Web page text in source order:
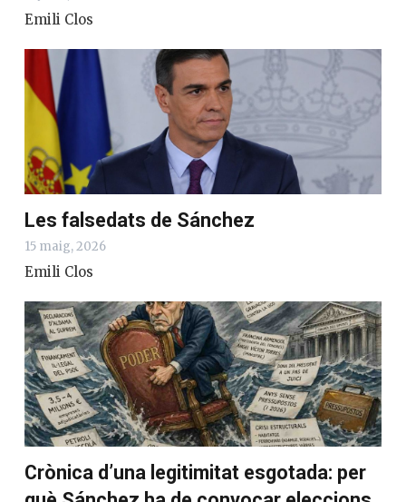
Emili Clos
Les falsedats de Sánchez
15 maig, 2026
Emili Clos
Crònica d’una legitimitat esgotada: per